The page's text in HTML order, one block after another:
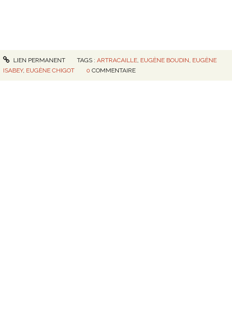
LIEN PERMANENT TAGS :ARTRACAILLE EUGÈNE BOUDIN EUGÈNE
ISABEY, EUGÈNE CHIGOT 0 COMMENTAIRE